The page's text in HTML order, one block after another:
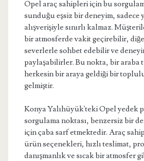
Opel araç sahipleri için bu
sunduğu eşsiz bir deneyim, sadece
alışverişiyle sınırlı kalmaz.
bir atmosferde vakit geçirebilir,
severlerle sohbet edebilir ve
paylaşabilirler. Bu nokta, bir araba
herkesin bir araya geldiği bir
gelmiştir.
Konya Yalıhüyük'teki Opel yedek
sorgulama noktası, benzersiz bir
için çaba sarf etmektedir. Araç
ürün seçenekleri, hızlı teslimat,
danışmanlık ve sıcak bir atmosfer